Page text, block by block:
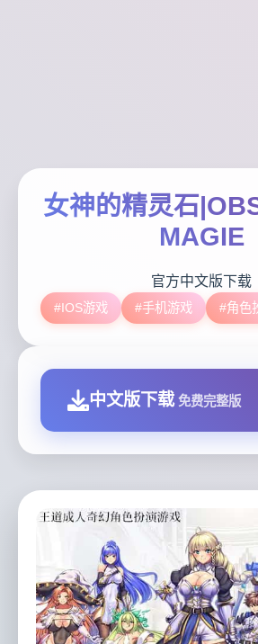
女神的精灵石
MAGIE
官方中文版下载
#IOS游戏 #手机游戏 #角色
中文版下载 免费完整版